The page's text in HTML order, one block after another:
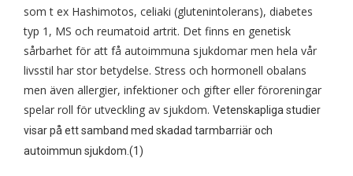
som t ex Hashimotos, celiaki (glutenintolerans), diabetes
typ 1, MS och reumatoid artrit. Det finns en genetisk
sårbarhet för att få autoimmuna sjukdomar men hela vår
livsstil har stor betydelse. Stress och hormonell obalans
men även allergier, infektioner och gifter eller föroreningar
spelar roll för utveckling av sjukdom. Vetenskapliga studier
visar på ett samband med skadad tarmbarriär och
autoimmun sjukdom.(1)